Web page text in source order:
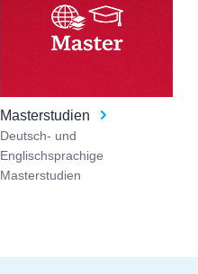
Masterstudien
Deutsch- und
Englischsprachige
Masterstudien